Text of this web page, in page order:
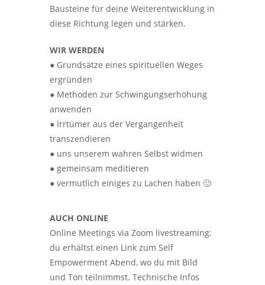
Bausteine für deine Weiterentwicklung in
diese Richtung legen und stärken.
WIR WERDEN
● Grundsätze eines spirituellen Weges
ergründen
● Methoden zur Schwingungserhöhung
anwenden
● Irrtümer aus der Vergangenheit
transzendieren
● uns unserem wahren Selbst widmen
● gemeinsam meditieren
● vermutlich einiges zu Lachen haben 🙂
AUCH ONLINE
Online Meetings via Zoom livestreaming:
du erhältst einen Link zum Self
Empowerment Abend, wo du mit Bild
und Ton teilnimmst. Technische Infos